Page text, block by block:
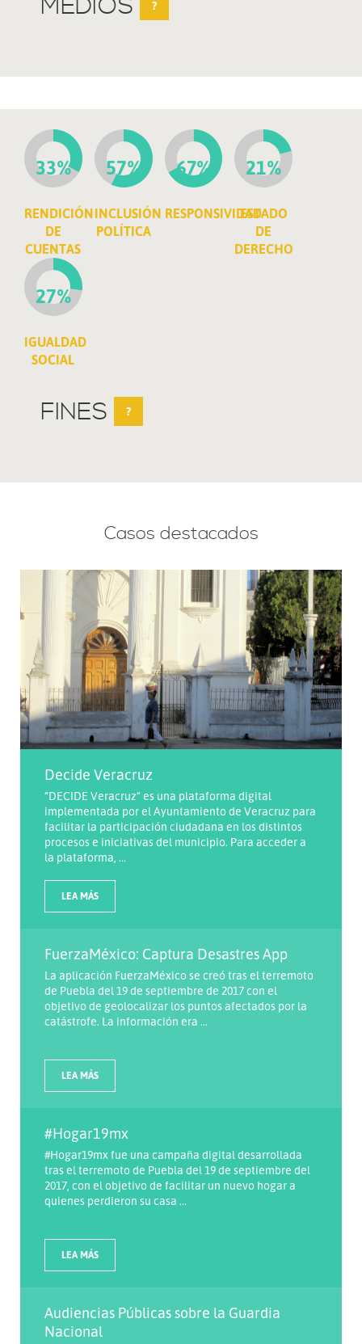
MEDIOS ?
33%
RENDICIÓN
DE
CUENTAS
57%
INCLUSIÓN
POLÍTICA
67%
RESPONSIVIDAD
21%
ESTADO
DE
DERECHO
27%
IGUALDAD
SOCIAL
FINES ?
Casos destacados
Decide Veracruz
“DECIDE Veracruz” es una plataforma digital
implementada por el Ayuntamiento de Veracruz para
facilitar la participación ciudadana en los distintos
procesos e iniciativas del municipio. Para acceder a
la plataforma, ...
LEA MÁS
FuerzaMéxico: Captura Desastres App
La aplicación FuerzaMéxico se creó tras el terremoto
de Puebla del 19 de septiembre de 2017 con el
objetivo de geolocalizar los puntos afectados por la
catástrofe. La información era ...
LEA MÁS
#Hogar19mx
#Hogar19mx fue una campaña digital desarrollada
tras el terremoto de Puebla del 19 de septiembre del
2017, con el objetivo de facilitar un nuevo hogar a
quienes perdieron su casa ...
LEA MÁS
Audiencias Públicas sobre la Guardia
Nacional